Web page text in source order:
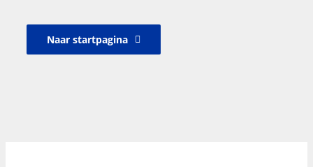
Naar startpagina